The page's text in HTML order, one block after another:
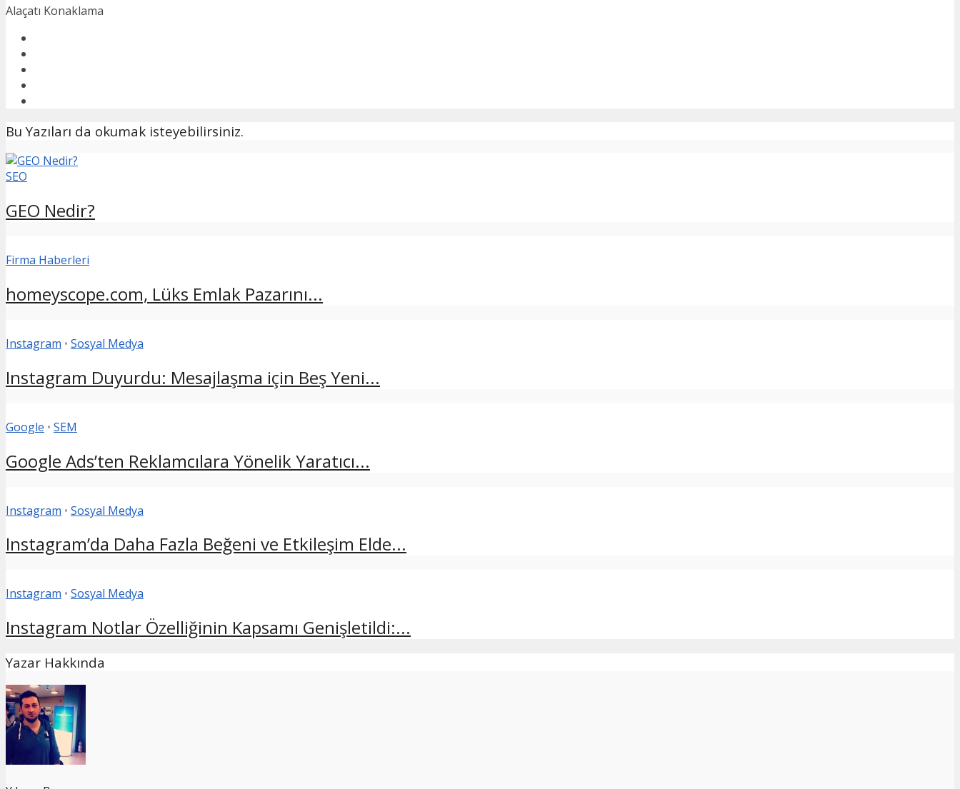
Alaçatı Konaklama
Bu Yazıları da okumak isteyebilirsiniz.
SEO
GEO Nedir?
Firma Haberleri
homeyscope.com, Lüks Emlak Pazarını...
Instagram • Sosyal Medya
Instagram Duyurdu: Mesajlaşma için Beş Yeni...
Google • SEM
Google Ads’ten Reklamcılara Yönelik Yaratıcı...
Instagram • Sosyal Medya
Instagram’da Daha Fazla Beğeni ve Etkileşim Elde...
Instagram • Sosyal Medya
Instagram Notlar Özelliğinin Kapsamı Genişletildi:...
Yazar Hakkında